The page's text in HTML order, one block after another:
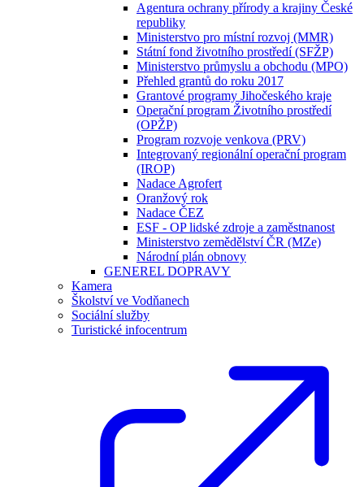
Agentura ochrany přírody a krajiny České
republiky
Ministerstvo pro místní rozvoj (MMR)
Státní fond životního prostředí (SFŽP)
Ministerstvo průmyslu a obchodu (MPO)
Přehled grantů do roku 2017
Grantové programy Jihočeského kraje
Operační program Životního prostředí
(OPŽP)
Program rozvoje venkova (PRV)
Integrovaný regionální operační program
(IROP)
Nadace Agrofert
Oranžový rok
Nadace ČEZ
ESF - OP lidské zdroje a zaměstnanost
Ministerstvo zemědělství ČR (MZe)
Národní plán obnovy
GENEREL DOPRAVY
Kamera
Školství ve Vodňanech
Sociální služby
Turistické infocentrum